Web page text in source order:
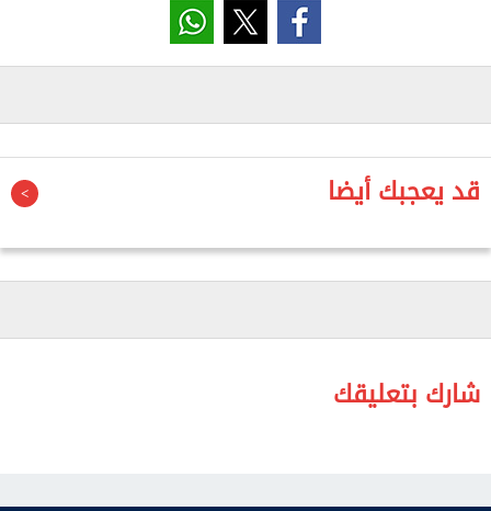
وخلال الاجتماع، أوضح محمد قاسم، مستشار نائب رئيس
مجلس الوزراء للشئون البرلمانية، أن ديوان عام وزارة
إلى مجلس الوزراء، كما تسلم مجلس الوزراء مبنى الوزارة،
فيما يعد مركز معلومات قطاع الأعمال الجهة الوحيدة
المتبقية التي لم تُنقل تبعيتها بعد، انتظارًا لصدور القرار
وأشار إلى أن المركز يمتلك قاعدة بيانات متكاملة تضم
دورًا مهمًا في توفير البيانات والمعلومات للجهات
من جانبه، أكد ممثل وزارة التخطيط أن هناك اتفاقًا تم
قد يعجبك أيضا
شارك بتعليقك